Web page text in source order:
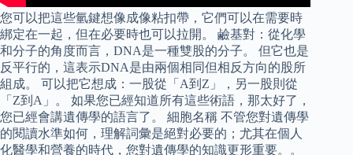
您可以把這些氫鍵想像成像粘扣帶，它們可以在需要時
綁定在一起，但在必要時也可以拉開。 鹼基對：從化學
和分子的角度而言，DNA是一種雙股的分子。 但它也是
反平行的，這表示DNA是由兩個相同但相反方向的股所
組成。 可以把它想成：一股從「A到Z」，另一股則從
「Z到A」。 如果您已經知道所有這些術語，那太好了，
您已經會講遺傳學的語言了。 細胞名稱 不管您對遺傳學
的閱讀水準如何，理解詞彙是絕對必要的；尤其在個人
化醫學和營養的時代，您對遺傳學的知識更形重要。。